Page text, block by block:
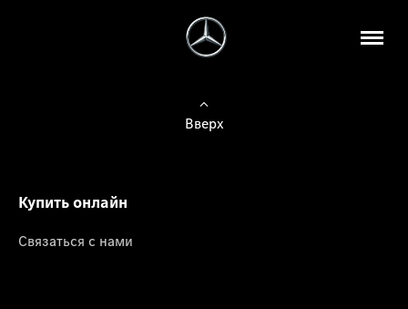
Вверх
Купить онлайн
Связаться с нами